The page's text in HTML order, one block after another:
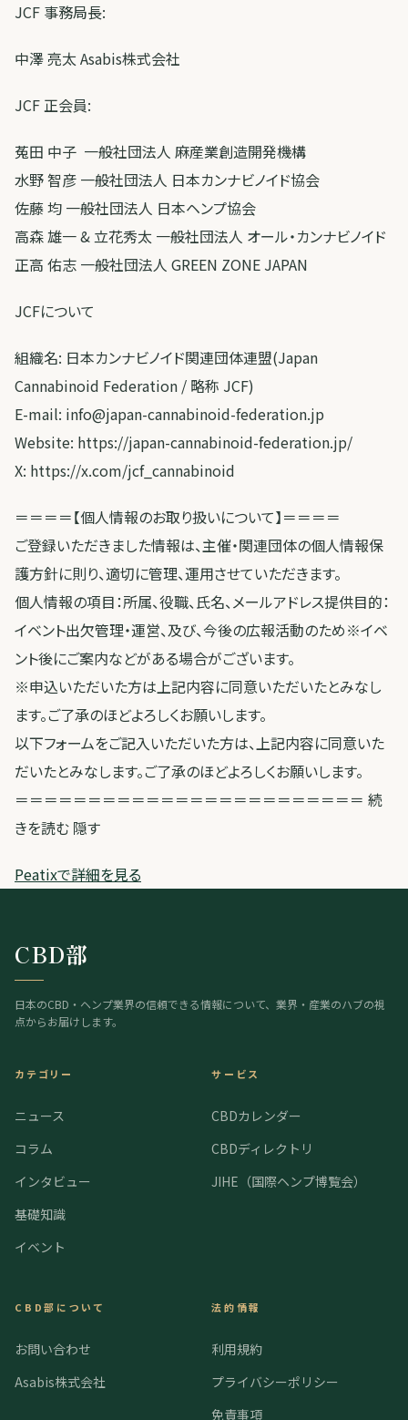
JCF 事務局長:
中澤 亮太 Asabis株式会社
JCF 正会員:
菟田 中子 一般社団法人 麻産業創造開発機構
水野 智彦 一般社団法人 日本カンナビノイド協会
佐藤 均 一般社団法人 日本ヘンプ協会
高森 雄一 & 立花秀太 一般社団法人 オール・カンナビノイド
正高 佑志 一般社団法人 GREEN ZONE JAPAN
JCFについて
組織名: 日本カンナビノイド関連団体連盟(Japan
Cannabinoid Federation / 略称 JCF)
E-mail: info@japan-cannabinoid-federation.jp
Website: https://japan-cannabinoid-federation.jp/
X: https://x.com/jcf_cannabinoid
＝＝＝＝【個人情報のお取り扱いについて】＝＝＝＝
ご登録いただきました情報は、主催・関連団体の個人情報保
護方針に則り、適切に管理、運用させていただきます。
個人情報の項目：所属、役職、氏名、メールアドレス提供目的：
イベント出欠管理・運営、及び、今後の広報活動のため※イベ
ント後にご案内などがある場合がございます。
※申込いただいた方は上記内容に同意いただいたとみなし
ます。ご了承のほどよろしくお願いします。
以下フォームをご記入いただいた方は、上記内容に同意いた
だいたとみなします。ご了承のほどよろしくお願いします。
＝＝＝＝＝＝＝＝＝＝＝＝＝＝＝＝＝＝＝＝＝＝＝＝ 続
きを読む 隠す
Peatixで詳細を見る
CBD部
日本のCBD・ヘンプ業界の信頼できる情報について、業界・産業のハブの視
点からお届けします。
カテゴリー
ニュース
コラム
インタビュー
基礎知識
イベント
サービス
CBDカレンダー
CBDディレクトリ
JIHE（国際ヘンプ博覧会）
CBD部について
お問い合わせ
Asabis株式会社
法的情報
利用規約
プライバシーポリシー
免責事項